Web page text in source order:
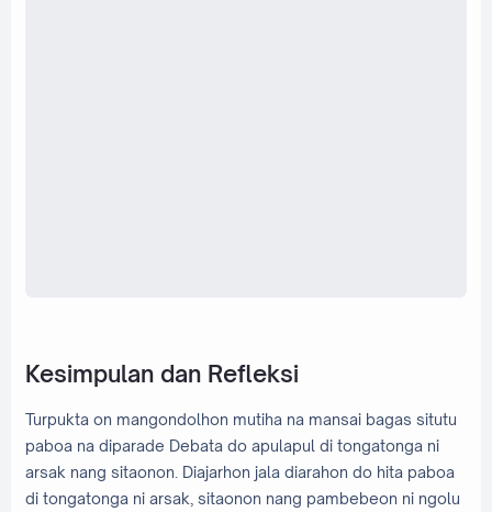
Kesimpulan dan Refleksi
Turpukta on mangondolhon mutiha na mansai bagas situtu
paboa na diparade Debata do apulapul di tongatonga ni
arsak nang sitaonon. Diajarhon jala diarahon do hita paboa
di tongatonga ni arsak, sitaonon nang pambebeon ni ngolu